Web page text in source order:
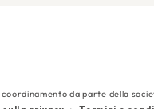
da parte della